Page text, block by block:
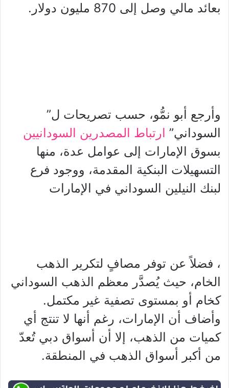
بعائد مالي وصل إلى 870 مليون دولار.
وأرجع أبو نمُّو، حسب تصريحات ل”
السوداني” ارتباط المصدرين السودانيين
بسوق الإمارات إلى عوامل عدة، منها
التسهيلات البنكية المقدمة، ووجود فرع
لبنك النيلين السوداني في الإمارات
، فضلاً عن توفر مصافٍ لتكرير الذهب
الخام، حيث يُصدَّر معظم الذهب السوداني
كخام أو بمستوى تصفية غير مكتمل.
وأضاف أن الإمارات، رغم أنها لا تنتج أي
كميات من الذهب، إلا أن أسواق دبي تُعدّ
من أكبر أسواق الذهب في المنطقة.